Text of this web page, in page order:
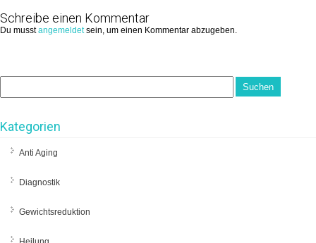
Schreibe einen Kommentar
Du musstangemeldetsein, um einen Kommentar abzugeben.
Kategorien
Anti Aging
Diagnostik
Gewichtsreduktion